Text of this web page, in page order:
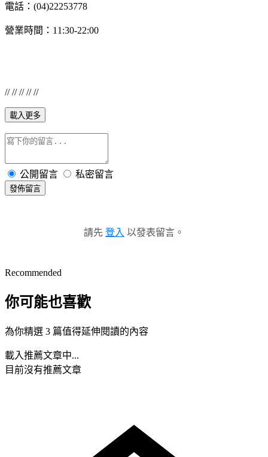
電話：(04)22253778
營業時間：11:30-22:00
// // // // //
載入更多
公開留言 私密留言
發佈留言
請先 登入 以發表留言。
Recommended
你可能也喜歡
為你精選 3 篇值得延伸閱讀的內容
載入推薦文章中...
目前沒有推薦文章